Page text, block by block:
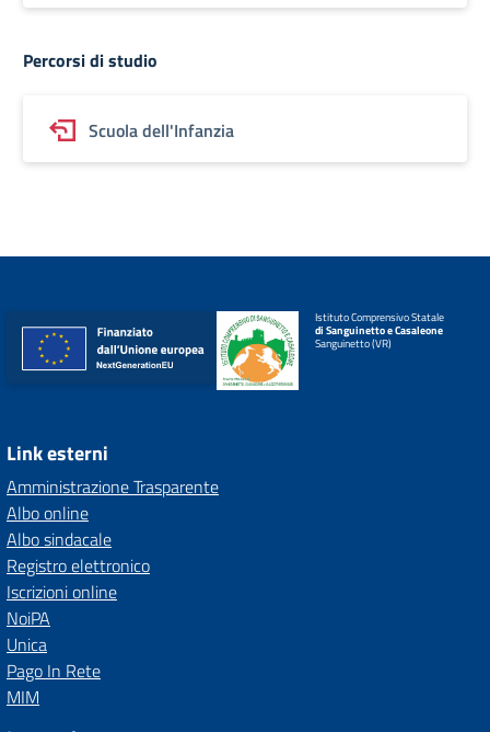
Percorsi di studio
Scuola dell'Infanzia
Istituto Comprensivo Statale
di Sanguinetto e Casaleone
Sanguinetto (VR)
Link esterni
Amministrazione Trasparente
Albo online
Albo sindacale
Registro elettronico
Iscrizioni online
NoiPA
Unica
Pago In Rete
MIM